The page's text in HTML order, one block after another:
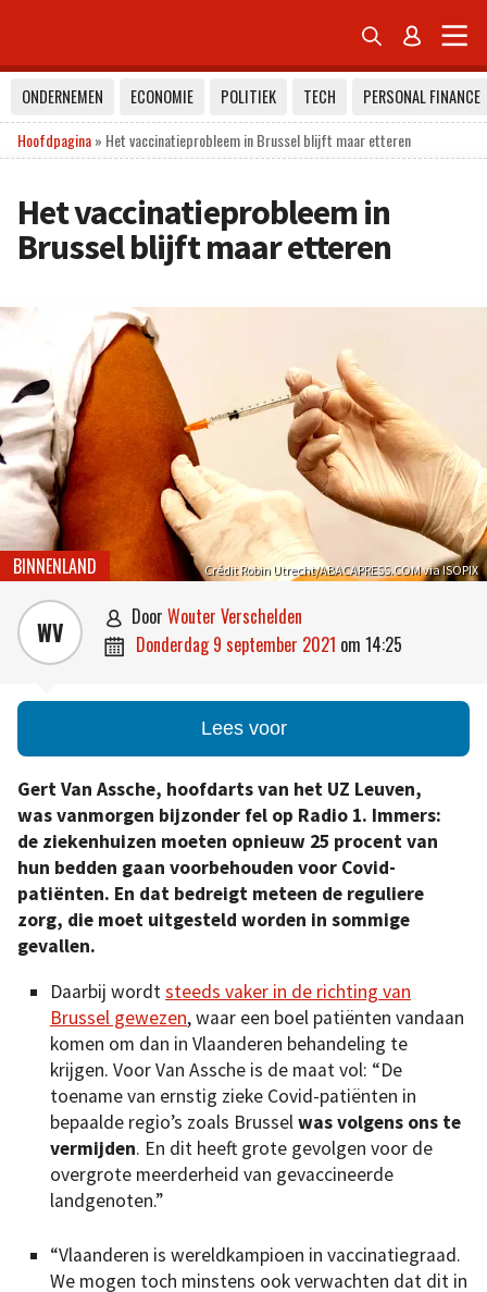
 
ONDERNEMEN ECONOMIE POLITIEK TECH
PERSONAL FINANCE
Hoofdpagina» Het vaccinatieprobleem in Brussel blijft maar etteren
Het vaccinatieprobleem in
Brussel blijft maar etteren
Crédit Robin Utrecht/ABACAPRESS.COM via ISOPIX
BINNENLAND
WV  door Wouter Verschelden
 donderdag 9 september 2021 om 14:25
Lees voor
Gert Van Assche, hoofdarts van het UZ Leuven,
was vanmorgen bijzonder fel op Radio 1. Immers:
de ziekenhuizen moeten opnieuw 25 procent van
hun bedden gaan voorbehouden voor Covid-
patiënten. En dat bedreigt meteen de reguliere
zorg, die moet uitgesteld worden in sommige
gevallen.
Daarbij wordtsteeds vaker in de richting van
Brussel gewezen, waar een boel patiënten vandaan
komen om dan in Vlaanderen behandeling te
krijgen. Voor Van Assche is de maat vol: “De
toename van ernstig zieke Covid-patiënten in
bepaalde regio’s zoals Brusselwas volgens ons te
vermijden. En dit heeft grote gevolgen voor de
overgrote meerderheid van gevaccineerde
landgenoten.”
“Vlaanderen is wereldkampioen in vaccinatiegraad.
We mogen toch minstens ook verwachten dat dit in